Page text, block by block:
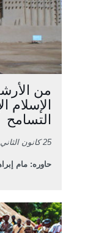
من
الإسلام
التسامح
25 كانون الثاني / يناير، 2023
حاوره: مام